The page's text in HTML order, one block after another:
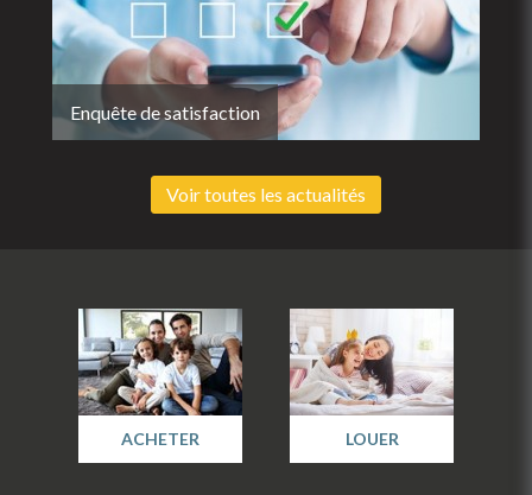
Enquête de satisfaction
Voir toutes les actualités
ACHETER LOUER